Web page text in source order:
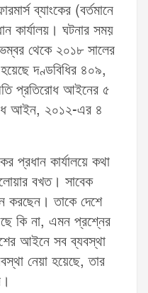
ব্যাংকের (বর্তমানে
কার্যালয়। ঘটনার সময়
থেকে ২০১৮ সালের
দণ্ডবিধির ৪০৯,
প্রতিরোধ আইনের ৫
আইন, ২০১২-এর ৪
প্রধান কার্যালয়ে কথা
বখত। সাবেক
করছেন। তাকে দেশে
কি না, এমন প্রশ্নের
আইনে সব ব্যবস্থা
নেয়া হয়েছে, তার